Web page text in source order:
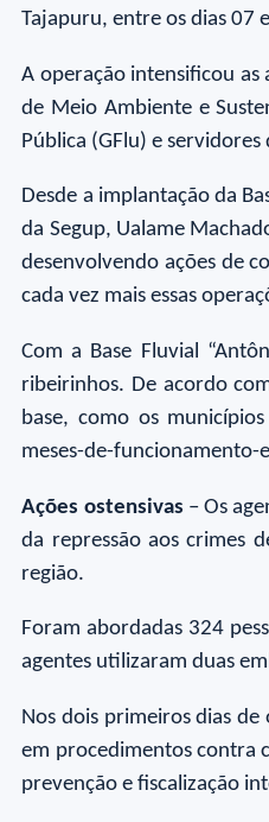
Tajapuru, entre os dias 07
A operação intensificou as
de Meio Ambiente e
Pública (GFlu) e
Desde a implantação da
da Segup, Ualame
desenvolvendo ações de
cada vez mais essas
Com a Base Fluvial
ribeirinhos. De acordo
base, como os
meses-de-
Ações ostensivas – Os
da repressão aos crimes
região.
Foram abordadas 324
agentes utilizaram duas
Nos dois primeiros dias
em procedimentos contra
prevenção e fiscalização